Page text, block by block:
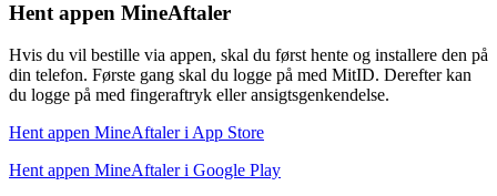
Hent appen MineAftaler
Hvis du vil bestille via appen, skal du først hente og installere den på
din telefon. Første gang skal du logge på med MitID. Derefter kan
du logge på med fingeraftryk eller ansigtsgenkendelse.
Hent appen MineAftaler i App Store
Hent appen MineAftaler i Google Play